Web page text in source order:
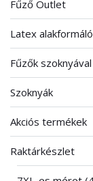
Fűző Outlet
Latex
Fűzők szoknyával
Szoknyák
Akciós termékek
Raktárkészlet